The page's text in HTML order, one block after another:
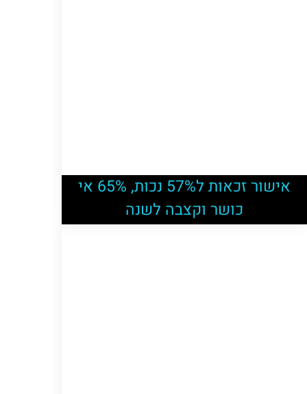
אישור זכאות ל57% נכות, 65% אי
כושר וקצבה לשנה